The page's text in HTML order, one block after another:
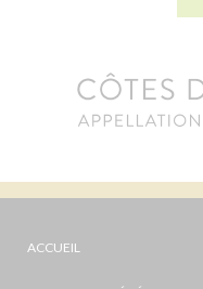
ACCUEIL